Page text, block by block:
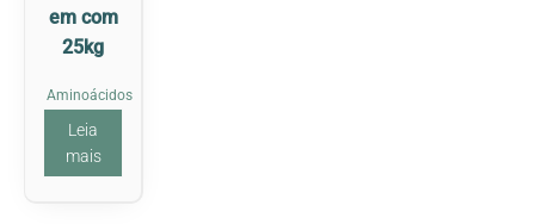
em com
25kg
Aminoácidos
Leia
mais